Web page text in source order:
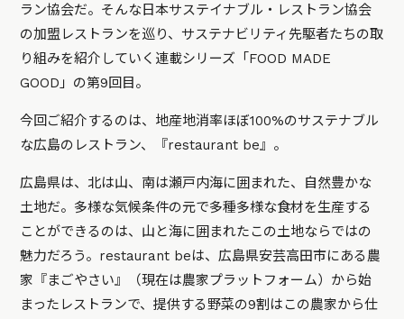
ラン協会だ。そんな日本サステイナブル・レストラン協会
の加盟レストランを巡り、サステナビリティ先駆者たちの取
り組みを紹介していく連載シリーズ「FOOD MADE
GOOD」の第9回目。
今回ご紹介するのは、地産地消率ほぼ100%のサステナブル
な広島のレストラン、『restaurant be』。
広島県は、北は山、南は瀬戸内海に囲まれた、自然豊かな
土地だ。多様な気候条件の元で多種多様な食材を生産する
ことができるのは、山と海に囲まれたこの土地ならではの
魅力だろう。restaurant beは、広島県安芸高田市にある農
家『まごやさい』（現在は農家プラットフォーム）から始
まったレストランで、提供する野菜の9割はこの農家から仕